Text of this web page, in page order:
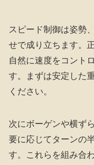
スピード制御は姿勢
せで成り立ちます。
自然に速度をコント
す。まずは安定した
ください。
次にボーゲンや横ず
要に応じてターンの
す。これらを組み合